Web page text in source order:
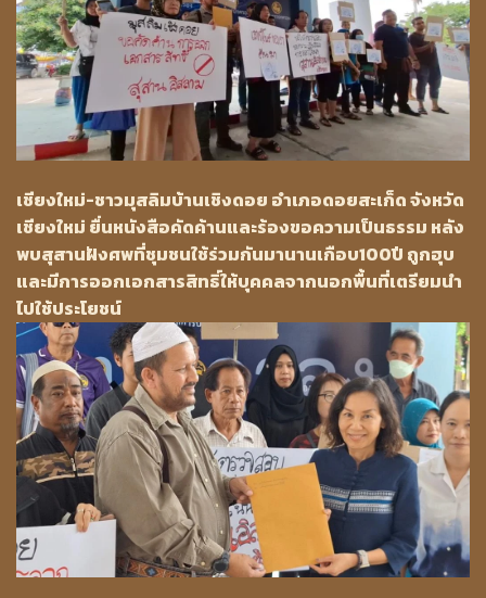
เชียงใหม่-ชาวมุสลิมบ้านเชิงดอย อำเภอดอยสะเก็ด จังหวัด
เชียงใหม่ ยื่นหนังสือคัดค้านและร้องขอความเป็นธรรม หลัง
พบสุสานฝังศพที่ชุมชนใช้ร่วมกันมานานเกือบ100ปี ถูกฮุบ
และมีการออกเอกสารสิทธิ์ให้บุคคลจากนอกพื้นที่เตรียมนำ
ไปใช้ประโยชน์